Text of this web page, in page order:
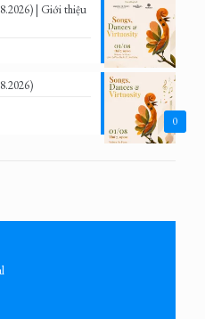
| Giới thiệu
0